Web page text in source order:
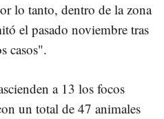
lo tanto, dentro de la zona
el pasado noviembre tras
casos".
a 13 los focos
un total de 47 animales